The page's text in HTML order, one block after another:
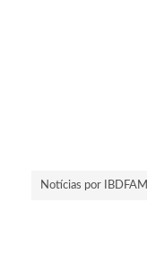
Notícias por IBDFAM